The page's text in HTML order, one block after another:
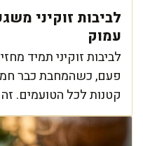
עמוק
לביבות זוקיני תמיד
פעם, כשהמחבת כבר
קטנות לכל הטועמים. זה